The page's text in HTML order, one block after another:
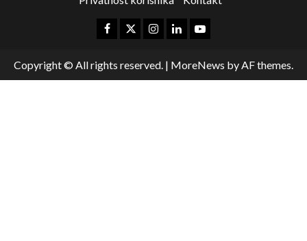
Copyright © All rights reserved. | MoreNews by AF themes.